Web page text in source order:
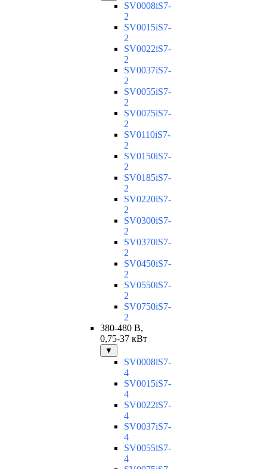
SV0008iS7-
2
SV0015iS7-
2
SV0022iS7-
2
SV0037iS7-
2
SV0055iS7-
2
SV0075iS7-
2
SV0110iS7-
2
SV0150iS7-
2
SV0185iS7-
2
SV0220iS7-
2
SV0300iS7-
2
SV0370iS7-
2
SV0450iS7-
2
SV0550iS7-
2
SV0750iS7-
2
380-480 В,
0,75-37 кВт
▼
SV0008iS7-
4
SV0015iS7-
4
SV0022iS7-
4
SV0037iS7-
4
SV0055iS7-
4